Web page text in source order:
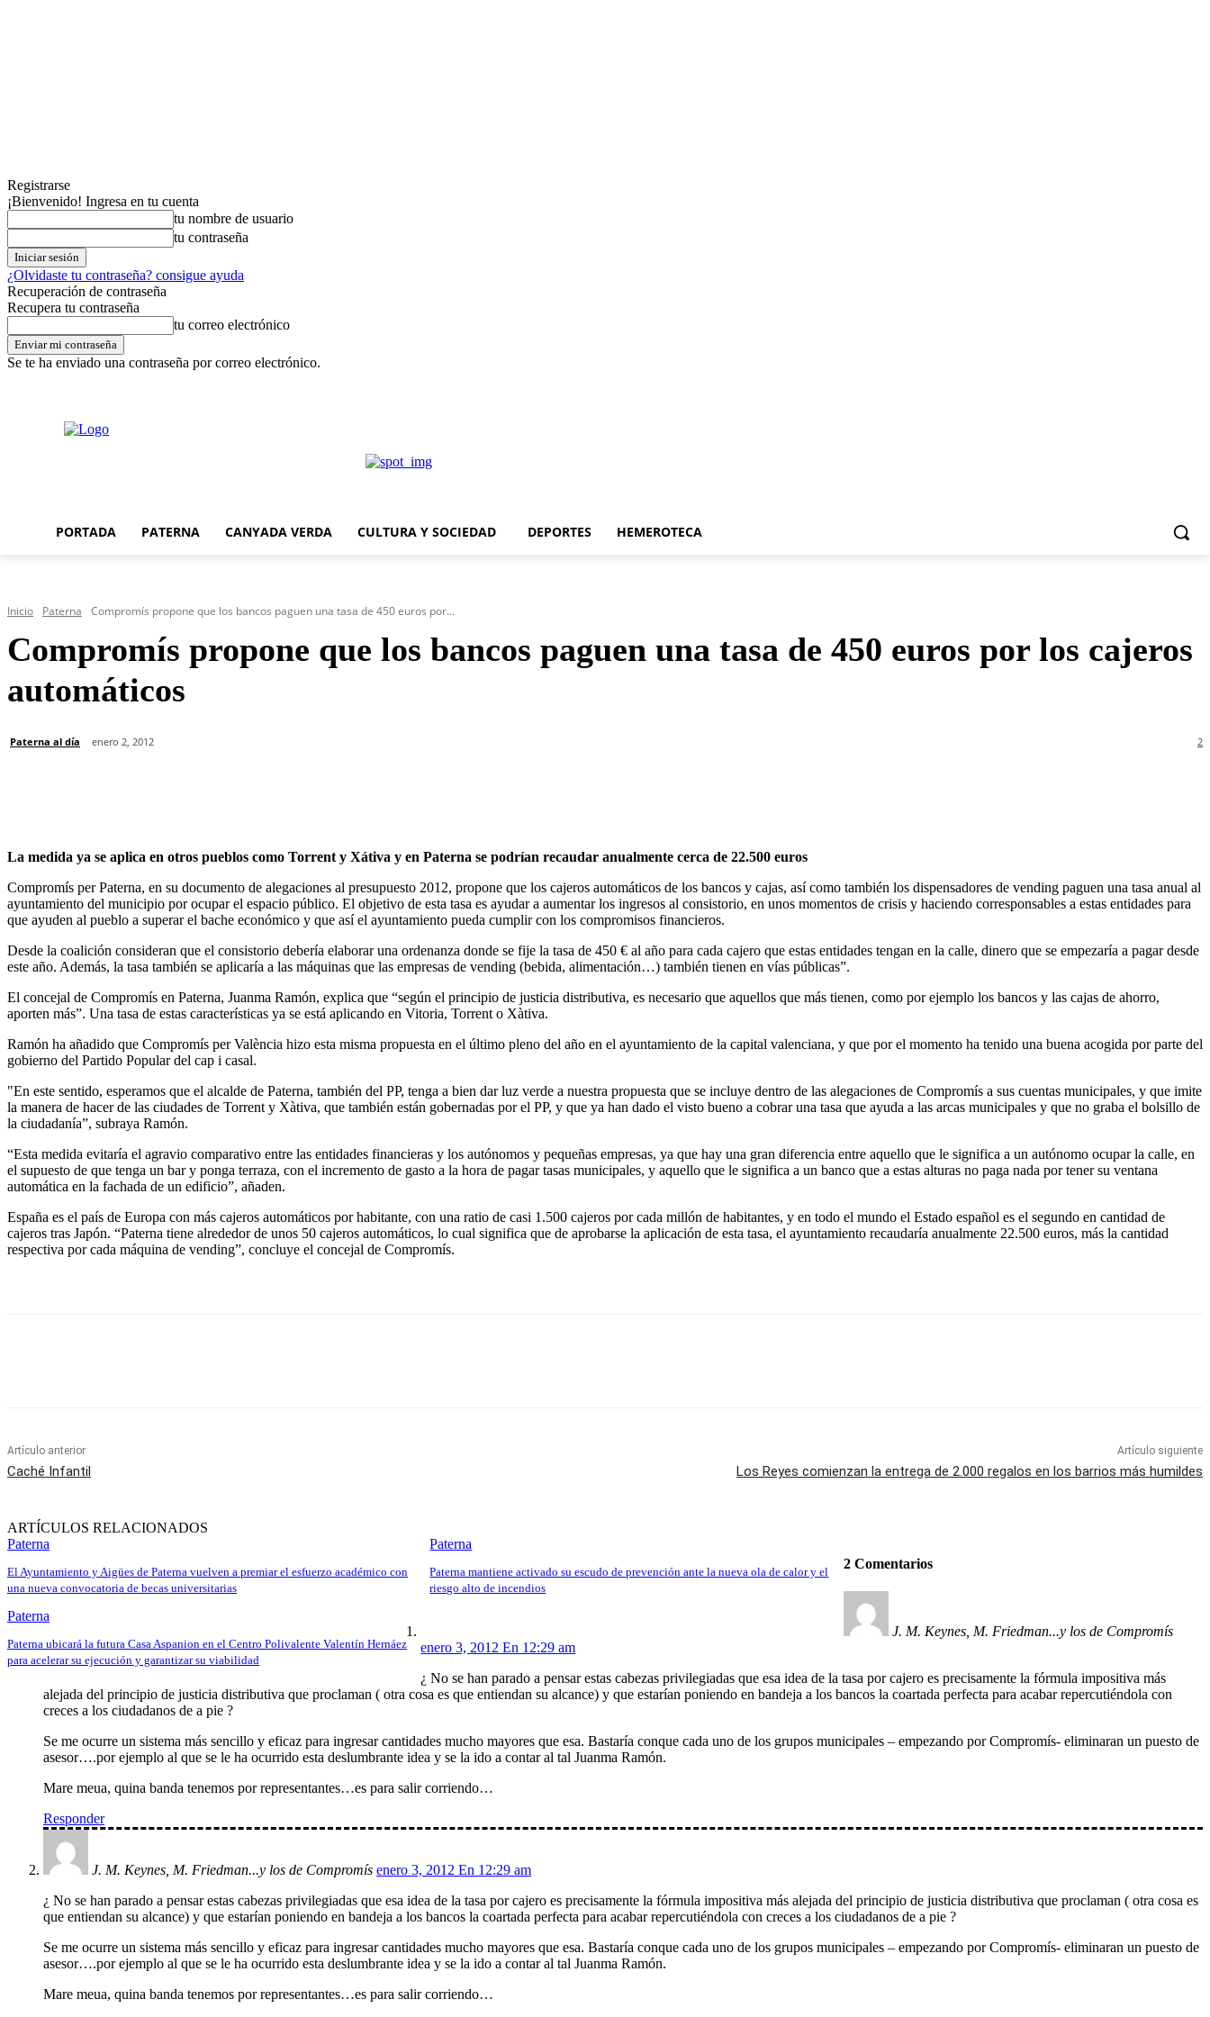
Registrarse
¡Bienvenido! Ingresa en tu cuenta
tu nombre de usuario
tu contraseña
¿Olvidaste tu contraseña? consigue ayuda
Recuperación de contraseña
Recupera tu contraseña
tu correo electrónico
Se te ha enviado una contraseña por correo electrónico.
PORTADA PATERNA CANYADA VERDA CULTURA Y SOCIEDAD DEPORTES HEMEROTECA
Inicio Paterna Compromís propone que los bancos paguen una tasa de 450 euros por...
Compromís propone que los bancos paguen una tasa de 450 euros por los cajeros
automáticos
Paterna al día enero 2, 2012 2
La medida ya se aplica en otros pueblos como Torrent y Xátiva y en Paterna se podrían recaudar anualmente cerca de 22.500 euros
Compromís per Paterna, en su documento de alegaciones al presupuesto 2012, propone que los cajeros automáticos de los bancos y cajas, así como también los dispensadores de vending paguen una tasa anual al
ayuntamiento del municipio por ocupar el espacio público. El objetivo de esta tasa es ayudar a aumentar los ingresos al consistorio, en unos momentos de crisis y haciendo corresponsables a estas entidades para
que ayuden al pueblo a superar el bache económico y que así el ayuntamiento pueda cumplir con los compromisos financieros.
Desde la coalición consideran que el consistorio debería elaborar una ordenanza donde se fije la tasa de 450 € al año para cada cajero que estas entidades tengan en la calle, dinero que se empezaría a pagar desde
este año. Además, la tasa también se aplicaría a las máquinas que las empresas de vending (bebida, alimentación…) también tienen en vías públicas”.
El concejal de Compromís en Paterna, Juanma Ramón, explica que “según el principio de justicia distributiva, es necesario que aquellos que más tienen, como por ejemplo los bancos y las cajas de ahorro,
aporten más”. Una tasa de estas características ya se está aplicando en Vitoria, Torrent o Xàtiva.
Ramón ha añadido que Compromís per València hizo esta misma propuesta en el último pleno del año en el ayuntamiento de la capital valenciana, y que por el momento ha tenido una buena acogida por parte del
gobierno del Partido Popular del cap i casal.
"En este sentido, esperamos que el alcalde de Paterna, también del PP, tenga a bien dar luz verde a nuestra propuesta que se incluye dentro de las alegaciones de Compromís a sus cuentas municipales, y que imite
la manera de hacer de las ciudades de Torrent y Xàtiva, que también están gobernadas por el PP, y que ya han dado el visto bueno a cobrar una tasa que ayuda a las arcas municipales y que no graba el bolsillo de
la ciudadanía”, subraya Ramón.
“Esta medida evitaría el agravio comparativo entre las entidades financieras y los autónomos y pequeñas empresas, ya que hay una gran diferencia entre aquello que le significa a un autónomo ocupar la calle, en
el supuesto de que tenga un bar y ponga terraza, con el incremento de gasto a la hora de pagar tasas municipales, y aquello que le significa a un banco que a estas alturas no paga nada por tener su ventana
automática en la fachada de un edificio”, añaden.
España es el país de Europa con más cajeros automáticos por habitante, con una ratio de casi 1.500 cajeros por cada millón de habitantes, y en todo el mundo el Estado español es el segundo en cantidad de
cajeros tras Japón. “Paterna tiene alrededor de unos 50 cajeros automáticos, lo cual significa que de aprobarse la aplicación de esta tasa, el ayuntamiento recaudaría anualmente 22.500 euros, más la cantidad
respectiva por cada máquina de vending”, concluye el concejal de Compromís.
Artículo anterior
Caché Infantil
Artículo siguiente
Los Reyes comienzan la entrega de 2.000 regalos en los barrios más humildes
ARTÍCULOS RELACIONADOS
Paterna
El Ayuntamiento y Aigües de Paterna vuelven a premiar el esfuerzo académico con
una nueva convocatoria de becas universitarias
Paterna
Paterna mantiene activado su escudo de prevención ante la nueva ola de calor y el
riesgo alto de incendios
Paterna
Paterna ubicará la futura Casa Aspanion en el Centro Polivalente Valentín Hernáez
para acelerar su ejecución y garantizar su viabilidad
2 Comentarios
J. M. Keynes, M. Friedman...y los de Compromís
enero 3, 2012 En 12:29 am
¿ No se han parado a pensar estas cabezas privilegiadas que esa idea de la tasa por cajero es precisamente la fórmula impositiva más
alejada del principio de justicia distributiva que proclaman ( otra cosa es que entiendan su alcance) y que estarían poniendo en bandeja a los bancos la coartada perfecta para acabar repercutiéndola con
creces a los ciudadanos de a pie ?
Se me ocurre un sistema más sencillo y eficaz para ingresar cantidades mucho mayores que esa. Bastaría conque cada uno de los grupos municipales – empezando por Compromís- eliminaran un puesto de
asesor….por ejemplo al que se le ha ocurrido esta deslumbrante idea y se la ido a contar al tal Juanma Ramón.
Mare meua, quina banda tenemos por representantes…es para salir corriendo…
Responder
J. M. Keynes, M. Friedman...y los de Compromís enero 3, 2012 En 12:29 am
¿ No se han parado a pensar estas cabezas privilegiadas que esa idea de la tasa por cajero es precisamente la fórmula impositiva más alejada del principio de justicia distributiva que proclaman ( otra cosa es
que entiendan su alcance) y que estarían poniendo en bandeja a los bancos la coartada perfecta para acabar repercutiéndola con creces a los ciudadanos de a pie ?
Se me ocurre un sistema más sencillo y eficaz para ingresar cantidades mucho mayores que esa. Bastaría conque cada uno de los grupos municipales – empezando por Compromís- eliminaran un puesto de
asesor….por ejemplo al que se le ha ocurrido esta deslumbrante idea y se la ido a contar al tal Juanma Ramón.
Mare meua, quina banda tenemos por representantes…es para salir corriendo…